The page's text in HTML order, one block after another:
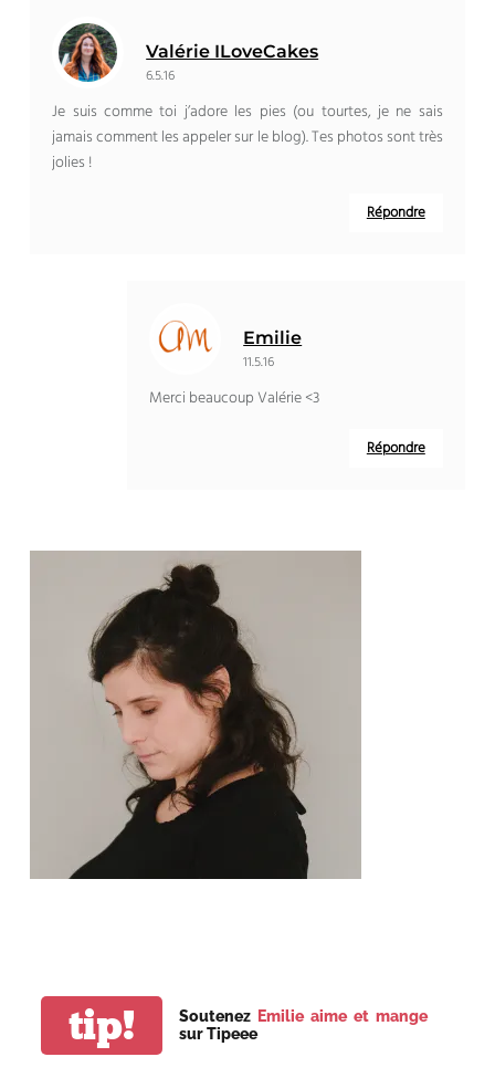
Valérie ILoveCakes
6.5.16
Je suis comme toi j’adore les pies (ou tourtes, je ne sais
jamais comment les appeler sur le blog). Tes photos sont très
jolies !
Répondre
Emilie
11.5.16
Merci beaucoup Valérie <3
Répondre
tip! Soutenez Emilie aime et mange
sur Tipeee